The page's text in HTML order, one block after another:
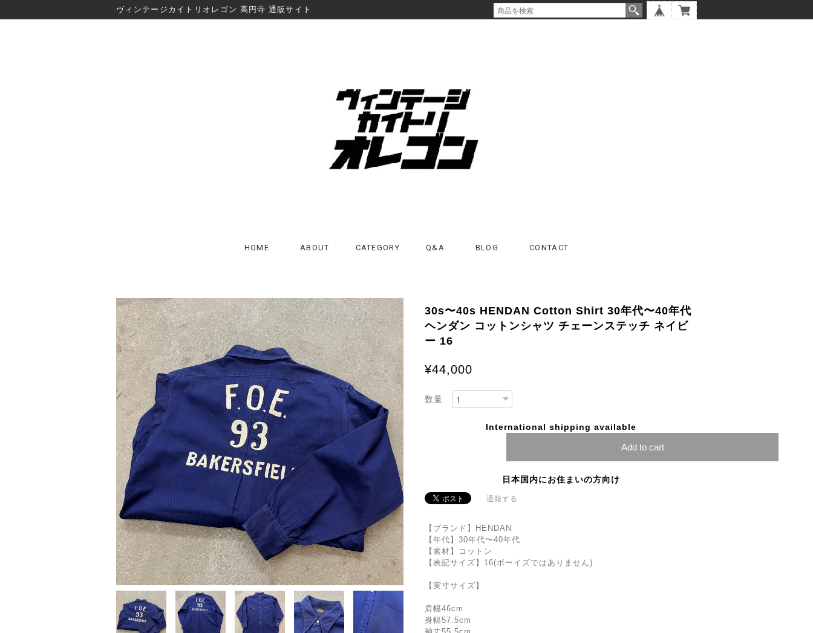
ヴィンテージカイトリオレゴン 高円寺 通販サイト
HOME ABOUT CATEGORY Q&A BLOG CONTACT
30s〜40s HENDAN Cotton Shirt 30年代〜40年代
ヘンダン コットンシャツ チェーンステッチ ネイビ
ー 16
¥44,000
数量
International shipping available
Add to cart
日本国内にお住まいの方向け
通報する
【ブランド】HENDAN
【年代】30年代〜40年代
【素材】コットン
【表記サイズ】16(ボーイズではありません)
【実寸サイズ】
肩幅46cm
身幅57.5cm